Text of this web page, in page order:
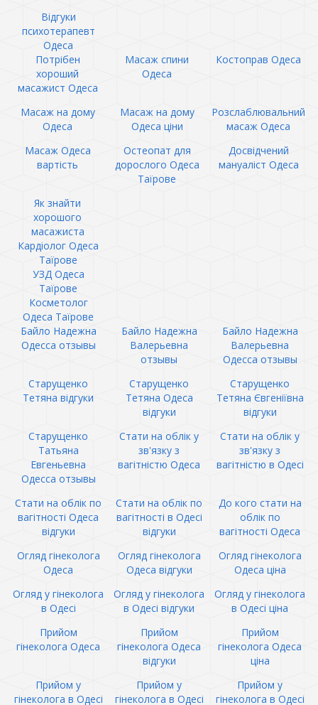
Відгуки
психотерапевт
Одеса
Потрібен
хороший
масажист Одеса
Масаж спини
Одеса
Костоправ Одеса
Масаж на дому
Одеса
Масаж на дому
Одеса ціни
Розслаблювальний
масаж Одеса
Масаж Одеса
вартість
Остеопат для
дорослого Одеса
Таїрове
Досвідчений
мануаліст Одеса
Як знайти
хорошого
масажиста
Кардіолог Одеса
Таїрове
УЗД Одеса
Таїрове
Косметолог
Одеса Таїрове
Байло Надежна
Одесса отзывы
Байло Надежна
Валерьевна
отзывы
Байло Надежна
Валерьевна
Одесса отзывы
Старущенко
Тетяна відгуки
Старущенко
Тетяна Одеса
відгуки
Старущенко
Тетяна Євгеніївна
відгуки
Старущенко
Татьяна
Евгеньевна
Одесса отзывы
Стати на облік у
зв'язку з
вагітністю Одеса
Стати на облік у
зв'язку з
вагітністю в Одесі
Стати на облік по
вагітності Одеса
відгуки
Стати на облік по
вагітності в Одесі
відгуки
До кого стати на
облік по
вагітності Одеса
Огляд гінеколога
Одеса
Огляд гінеколога
Одеса відгуки
Огляд гінеколога
Одеса ціна
Огляд у гінеколога
в Одесі
Огляд у гінеколога
в Одесі відгуки
Огляд у гінеколога
в Одесі ціна
Прийом
гінеколога Одеса
Прийом
гінеколога Одеса
відгуки
Прийом
гінеколога Одеса
ціна
Прийом у
гінеколога в Одесі
Прийом у
гінеколога в Одесі
Прийом у
гінеколога в Одесі